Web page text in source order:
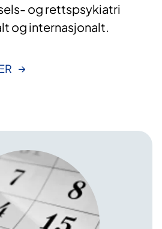
og rettspsykiatri
og internasjonalt.